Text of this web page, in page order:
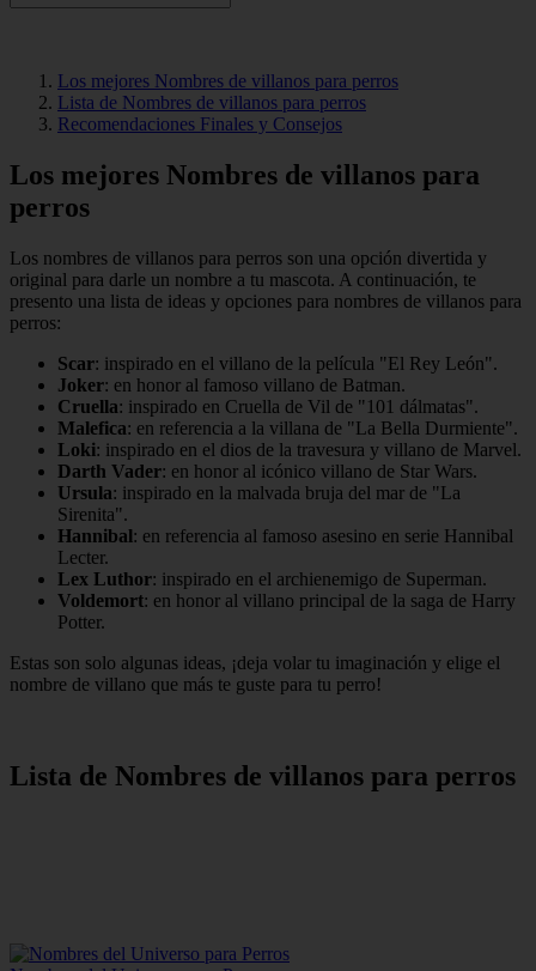
Los mejores Nombres de villanos para perros
Lista de Nombres de villanos para perros
Recomendaciones Finales y Consejos
Los mejores Nombres de villanos para
perros
Los nombres de villanos para perros son una opción divertida y
original para darle un nombre a tu mascota. A continuación, te
presento una lista de ideas y opciones para nombres de villanos para
perros:
Scar: inspirado en el villano de la película "El Rey León".
Joker: en honor al famoso villano de Batman.
Cruella: inspirado en Cruella de Vil de "101 dálmatas".
Malefica: en referencia a la villana de "La Bella Durmiente".
Loki: inspirado en el dios de la travesura y villano de Marvel.
Darth Vader: en honor al icónico villano de Star Wars.
Ursula: inspirado en la malvada bruja del mar de "La
Sirenita".
Hannibal: en referencia al famoso asesino en serie Hannibal
Lecter.
Lex Luthor: inspirado en el archienemigo de Superman.
Voldemort: en honor al villano principal de la saga de Harry
Potter.
Estas son solo algunas ideas, ¡deja volar tu imaginación y elige el
nombre de villano que más te guste para tu perro!
Lista de Nombres de villanos para perros